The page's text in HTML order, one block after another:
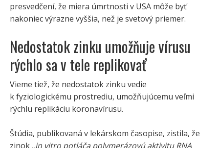
presvedčení, že miera úmrtnosti v USA môže byť
nakoniec výrazne vyššia, než je svetový priemer.
Nedostatok zinku umožňuje vírusu
rýchlo sa v tele replikovať
Vieme tiež, že nedostatok zinku vedie
k fyziologickému prostrediu, umožňujúcemu veľmi
rýchlu replikáciu koronavírusu.
Štúdia, publikovaná v lekárskom časopise, zistila, že
zinok „in vitro potláča polymerázovú aktivitu RNA